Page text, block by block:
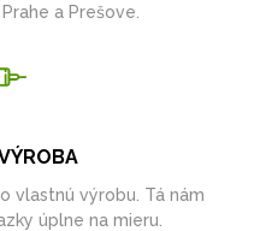
a Prešove.
vlastnú výrobu. Tá nám
úplne na mieru.